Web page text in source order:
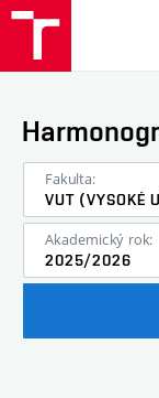
Fakulta:
VUT (VYSOKÉ
Akademický rok:
2025/2026